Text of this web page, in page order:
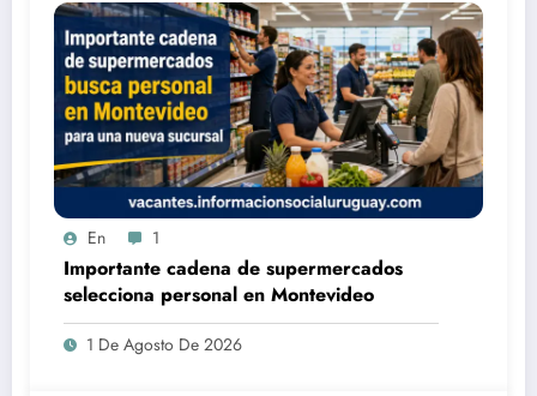
En 1
Importante cadena de supermercados
selecciona personal en Montevideo
1 De Agosto De 2026